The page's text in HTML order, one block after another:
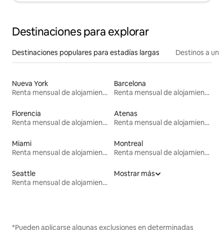
Destinaciones para explorar
Destinaciones populares para estadías largas Destinos a un
Nueva York
Renta mensual de alojamientos
Barcelona
Renta mensual de alojamientos
Florencia
Renta mensual de alojamientos
Atenas
Renta mensual de alojamientos
Miami
Renta mensual de alojamientos
Montreal
Renta mensual de alojamientos
Seattle
Renta mensual de alojamientos
Mostrar más
*Pueden aplicarse algunas exclusiones en determinadas